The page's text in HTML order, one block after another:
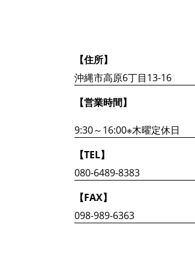
【住所】
沖縄市高原6丁目13-16
【営業時間】
9:30～16:00※木曜定休日
【TEL】
080-6489-8383
【FAX】
098-989-6363